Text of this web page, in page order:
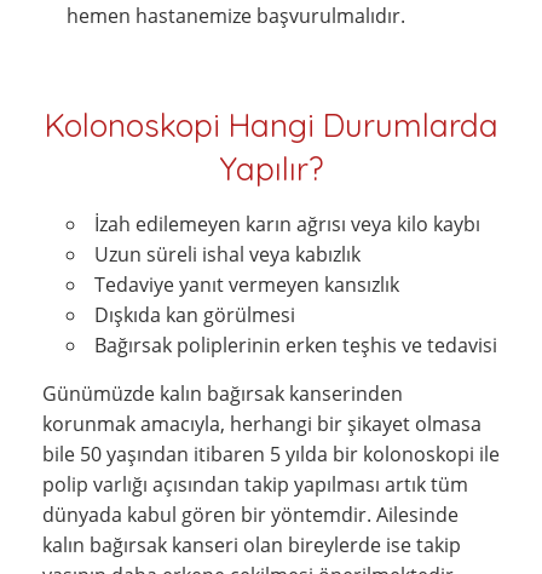
hemen hastanemize başvurulmalıdır.
Kolonoskopi Hangi Durumlarda
Yapılır?
İzah edilemeyen karın ağrısı veya kilo kaybı
Uzun süreli ishal veya kabızlık
Tedaviye yanıt vermeyen kansızlık
Dışkıda kan görülmesi
Bağırsak poliplerinin erken teşhis ve tedavisi
Günümüzde kalın bağırsak kanserinden
korunmak amacıyla, herhangi bir şikayet olmasa
bile 50 yaşından itibaren 5 yılda bir kolonoskopi ile
polip varlığı açısından takip yapılması artık tüm
dünyada kabul gören bir yöntemdir. Ailesinde
kalın bağırsak kanseri olan bireylerde ise takip